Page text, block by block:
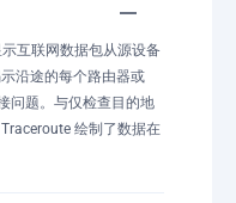
互联网数据包从源设备
沿途的每个路由器或
问题。与仅检查目的地
绘制了数据在